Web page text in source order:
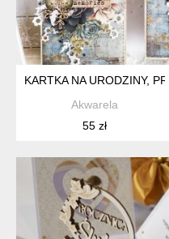
KARTKA NA URODZINY,
Akwarela
55 zł